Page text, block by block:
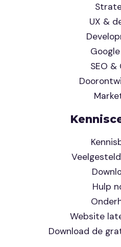
UX &
SEO &
Hulp
Website
Download de